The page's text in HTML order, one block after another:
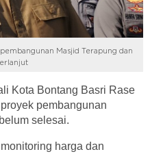
Masjid Terapung dan
Kota Bontang Basri Rase
pembangunan
selesai.
harga dan